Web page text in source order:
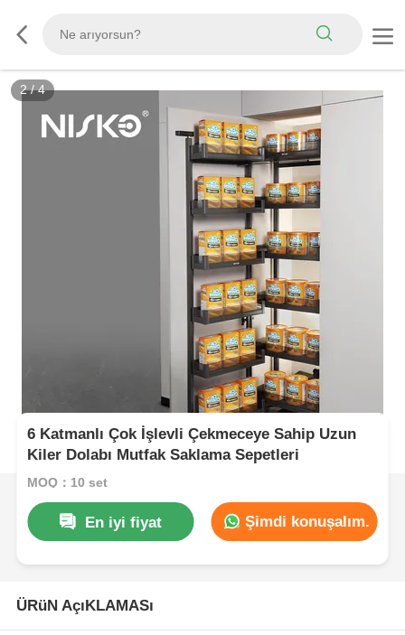
2/4
6 Katmanlı Çok İşlevli Çekmeceye Sahip Uzun
Kiler Dolabı Mutfak Saklama Sepetleri
MOQ：10 set
En iyi fiyat Şimdi konuşalım.
ÜRüN AçıKLAMASı